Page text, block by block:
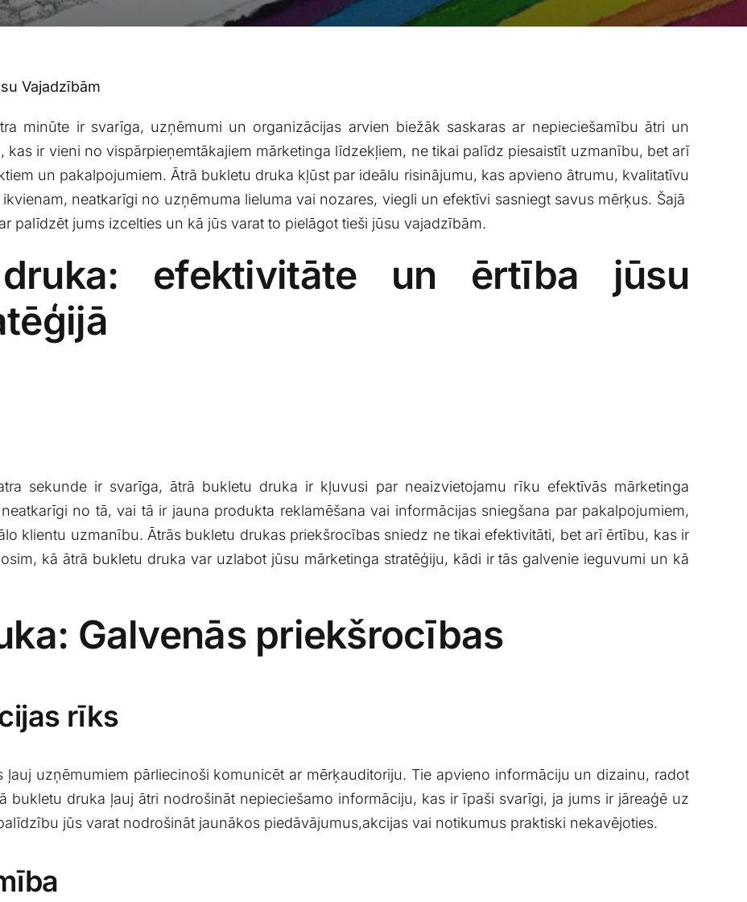
Vajadzībām
minūte ir svarīga, uzņēmumi un organizācijas arvien biežāk saskaras⁤ ar⁢ nepieciešamību⁣ ātri un
ir vieni no vispārpieņemtākajiem mārketinga līdzekļiem, ne tikai palīdz ⁤piesaistīt​ uzmanību, ⁢bet arī
un⁣ pakalpojumiem. Ātrā ⁣bukletu druka kļūst​ par ideālu risinājumu, kas apvieno ⁤ātrumu, kvalitatīvu
neatkarīgi no⁣ uzņēmuma lieluma vai nozares, viegli un efektīvi sasniegt‍ savus ⁤mērķus. Šajā
palīdzēt jums izcelties un kā jūs varat to pielāgot tieši ​jūsu vajadzībām.
efektivitāte un ērtība jūsu
sekunde ir svarīga, ātrā bukletu druka ir kļuvusi par neaizvietojamu⁣ rīku efektīvās mārketinga
no tā, vai tā‌ ir jauna⁢ produkta reklamēšana⁢ vai informācijas sniegšana ‌par pakalpojumiem,⁢
klientu uzmanību.⁣ Ātrās bukletu drukas priekšrocības sniedz ne ​tikai ⁢efektivitāti, bet arī ērtību, kas ir
kā ātrā bukletu druka​ var uzlabot jūsu mārketinga stratēģiju, kādi ‍ir tās galvenie ieguvumi un kā
Galvenās priekšrocības
rīks
ļauj uzņēmumiem pārliecinoši komunicēt ar mērķauditoriju.⁢ Tie apvieno informāciju un dizainu, radot
bukletu druka ļauj ātri nodrošināt nepieciešamo⁤ informāciju, kas ir īpaši svarīgi, ja jums ​ir ⁤jāreaģē uz
jūs varat‌ nodrošināt jaunākos piedāvājumus,akcijas⁢ vai notikumus praktiski nekavējoties.